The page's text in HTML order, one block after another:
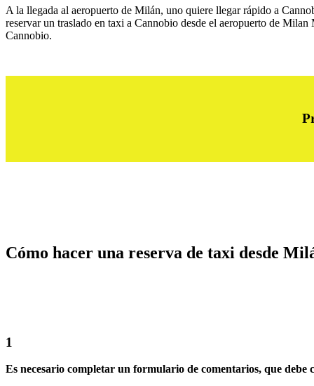
A la llegada al aeropuerto de Milán, uno quiere llegar rápido a
reservar un traslado en taxi a Cannobio desde el aeropuerto de Milan
Cannobio.
Cómo hacer una reserva de taxi desde
1
Es necesario completar un formulario de comentarios, que debe